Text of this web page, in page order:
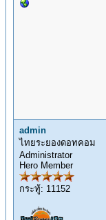
admin
ไทยระยองดอทคอม
Administrator
Hero Member
กระทู้: 11152